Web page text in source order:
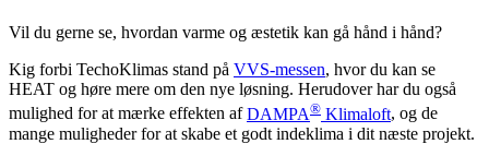
Vil du gerne se, hvordan varme og æstetik kan gå hånd i hånd?
Kig forbi TechoKlimas stand på VVS-messen, hvor du kan se
HEAT og høre mere om den nye løsning. Herudover har du også
mulighed for at mærke effekten afDAMPA® Klimaloft, og de
mange muligheder for at skabe et godt indeklima i dit næste projekt.